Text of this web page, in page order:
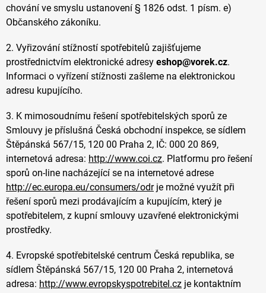
chování ve smyslu ustanovení § 1826 odst. 1 písm. e)
Občanského zákoníku.
2. Vyřizování stížností spotřebitelů zajišťujeme
prostřednictvím elektronické adresy eshop@vorek.cz.
Informaci o vyřízení stížnosti zašleme na elektronickou
adresu kupujícího.
3. K mimosoudnímu řešení spotřebitelských sporů ze
Smlouvy je příslušná Česká obchodní inspekce, se sídlem
Štěpánská 567/15, 120 00 Praha 2, IČ: 000 20 869,
internetová adresa: http://www.coi.cz. Platformu pro řešení
sporů on-line nacházející se na internetové adrese
http://ec.europa.eu/consumers/odrje možné využít při
řešení sporů mezi prodávajícím a kupujícím, který je
spotřebitelem, z kupní smlouvy uzavřené elektronickými
prostředky.
4. Evropské spotřebitelské centrum Česká republika, se
sídlem Štěpánská 567/15, 120 00 Praha 2, internetová
adresa: http://www.evropskyspotrebitel.cz je kontaktním